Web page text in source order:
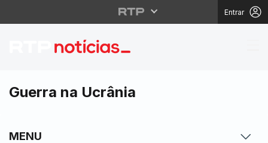
Entrar
Ataque da Ucrânia
Guerra na Ucrânia
MENU